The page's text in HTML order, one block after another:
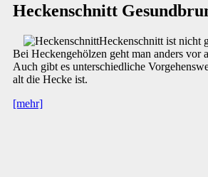
Heckenschnitt
Heckenschnitt ist nicht
Bei Heckengehölzen geht man anders vor
Auch gibt es unterschiedliche
alt die Hecke ist.
[mehr]